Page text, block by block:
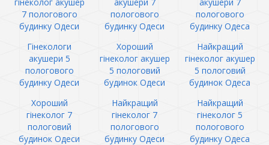
7 пологового
будинку Одеси
пологового
будинку Одеси
пологового
будинку Одеса
Гінекологи
акушери 5
пологового
будинку Одеси
Хороший
гінеколог акушер
5 пологовий
будинок Одеси
Найкращий
гінеколог акушер
5 пологовий
будинок Одеса
Хороший
гінеколог 7
пологовий
будинок Одеси
Найкращий
гінеколог 7
пологового
будинку Одеси
Найкращий
гінеколог 5
пологового
будинку Одеса